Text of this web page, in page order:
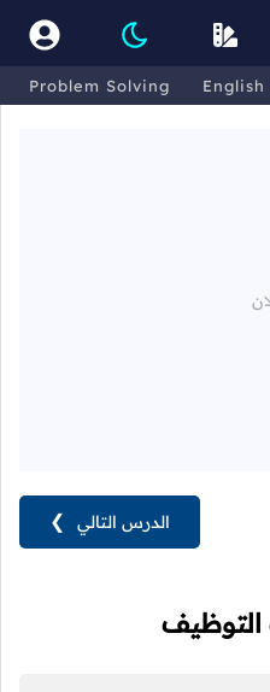
Problem Solving English
الدرس التالي ❯